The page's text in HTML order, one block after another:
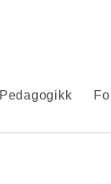
Pedagogikk